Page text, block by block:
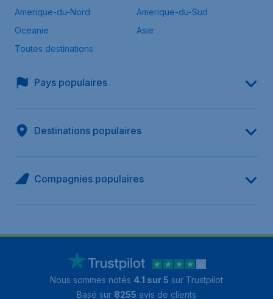
Amerique-du-Nord
Amerique-du-Sud
Oceanie
Asie
Toutes destinations
Pays populaires
Destinations populaires
Compagnies populaires
Nous sommes notés 4.1 sur 5 sur Trustpilot
Basé sur 8255 avis de clients